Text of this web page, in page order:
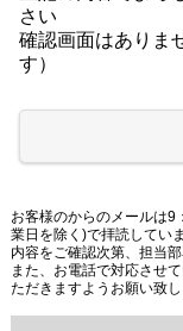
さい
確認画面はありま
す）
お客様のからのメールは
業日を除く)で拝読していま
内容をご確認次第、担当
また、お電話で対応させ
ただきますようお願い致し